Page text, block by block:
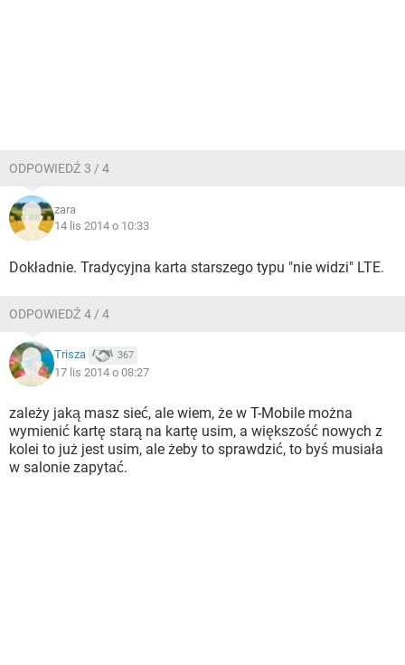
ODPOWIEDŹ 3 / 4
zara
14 lis 2014 o 10:33
Dokładnie. Tradycyjna karta starszego typu "nie widzi" LTE.
ODPOWIEDŹ 4 / 4
Trisza 367
17 lis 2014 o 08:27
zależy jaką masz sieć, ale wiem, że w T-Mobile można
wymienić kartę starą na kartę usim, a większość nowych z
kolei to już jest usim, ale żeby to sprawdzić, to byś musiała
w salonie zapytać.